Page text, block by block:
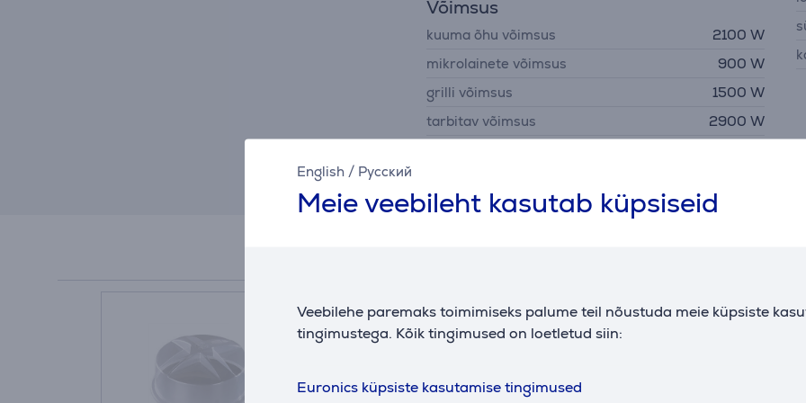
English / Русский
Meie veebileht kasutab küpsiseid
Veebilehe paremaks toimimiseks palume teil nõustuda meie küpsiste
tingimustega. Kõik tingimused on loetletud siin:
Euronics küpsiste kasutamise tingimused
Võimsus
kuuma õhu võimsus
2100 W
mikrolainete võimsus
900 W
grilli võimsus
1500 W
tarbitav võimsus
2900 W